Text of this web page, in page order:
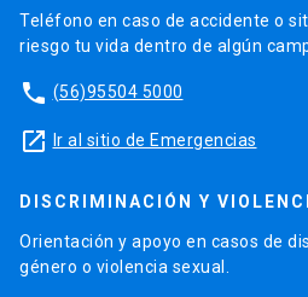
Teléfono en caso de accidente o
riesgo tu vida dentro de algún
phone (56)95504 5000
launch Ir al sitio de Emergencias
DISCRIMINACIÓN Y
Orientación y apoyo en casos de
género o violencia sexual.